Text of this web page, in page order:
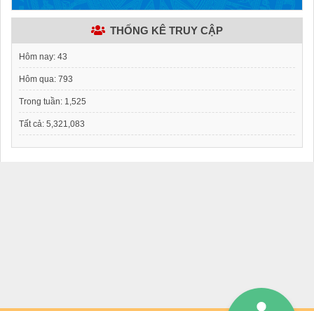
THỐNG KÊ TRUY CẬP
Hôm nay: 43
Hôm qua: 793
Trong tuần: 1,525
Tất cả: 5,321,083